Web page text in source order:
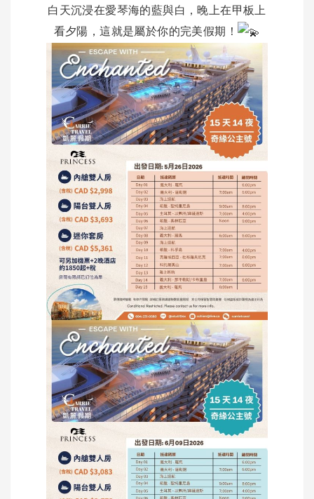
白天沉浸在愛琴海的藍與白，晚上在甲板上
看夕陽，這就是屬於你的完美假期！